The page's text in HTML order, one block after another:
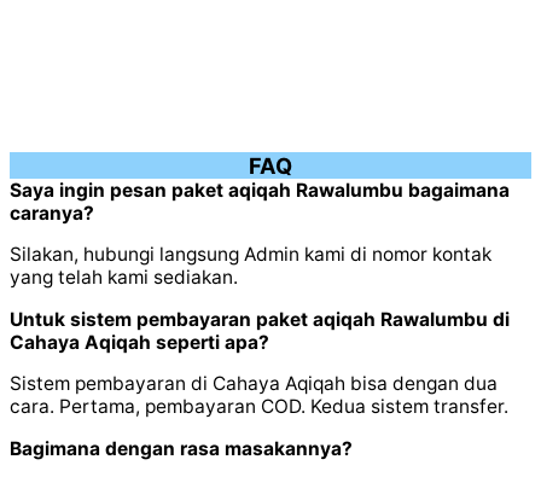
FAQ
Saya ingin pesan paket aqiqah Rawalumbu bagaimana
caranya?
Silakan, hubungi langsung Admin kami di nomor kontak
yang telah kami sediakan.
Untuk sistem pembayaran paket aqiqah Rawalumbu di
Cahaya Aqiqah seperti apa?
Sistem pembayaran di Cahaya Aqiqah bisa dengan dua
cara. Pertama, pembayaran COD. Kedua sistem transfer.
Bagimana dengan rasa masakannya?